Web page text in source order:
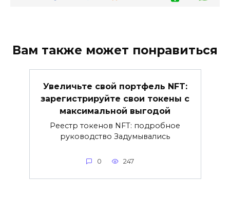
Вам также может понравиться
Увеличьте свой портфель NFT:
зарегистрируйте свои токены с
максимальной выгодой
Реестр токенов NFT: подробное
руководство Задумывались
0 247